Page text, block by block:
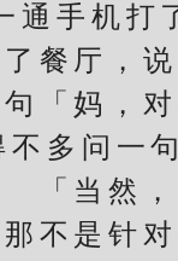
手机打
厅，说
「妈，
多问一
当然，
是针对